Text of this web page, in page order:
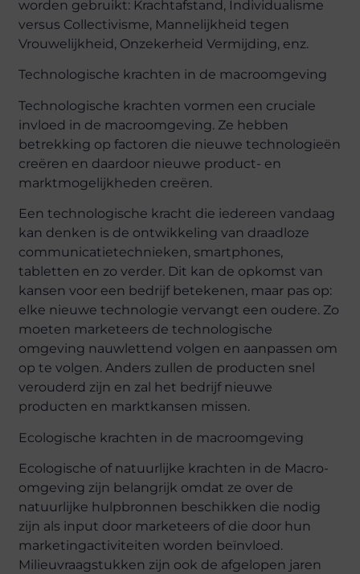
worden gebruikt: Krachtafstand, Individualisme
versus Collectivisme, Mannelijkheid tegen
Vrouwelijkheid, Onzekerheid Vermijding, enz.
Technologische krachten in de macroomgeving
Technologische krachten vormen een cruciale
invloed in de macroomgeving. Ze hebben
betrekking op factoren die nieuwe technologieën
creëren en daardoor nieuwe product- en
marktmogelijkheden creëren.
Een technologische kracht die iedereen vandaag
kan denken is de ontwikkeling van draadloze
communicatietechnieken, smartphones,
tabletten en zo verder. Dit kan de opkomst van
kansen voor een bedrijf betekenen, maar pas op:
elke nieuwe technologie vervangt een oudere. Zo
moeten marketeers de technologische
omgeving nauwlettend volgen en aanpassen om
op te volgen. Anders zullen de producten snel
verouderd zijn en zal het bedrijf nieuwe
producten en marktkansen missen.
Ecologische krachten in de macroomgeving
Ecologische of natuurlijke krachten in de Macro-
omgeving zijn belangrijk omdat ze over de
natuurlijke hulpbronnen beschikken die nodig
zijn als input door marketeers of die door hun
marketingactiviteiten worden beïnvloed.
Milieuvraagstukken zijn ook de afgelopen jaren